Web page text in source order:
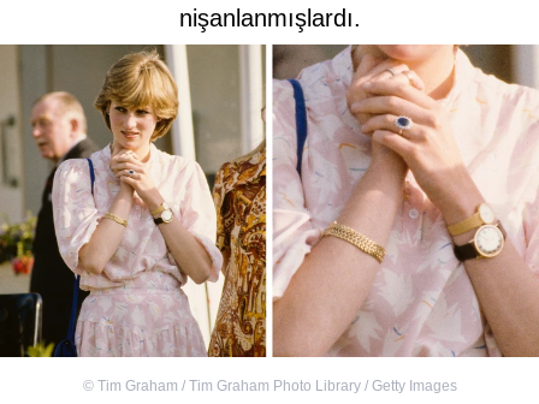
nişanlanmışlardı.
© Tim Graham / Tim Graham Photo Library / Getty Images